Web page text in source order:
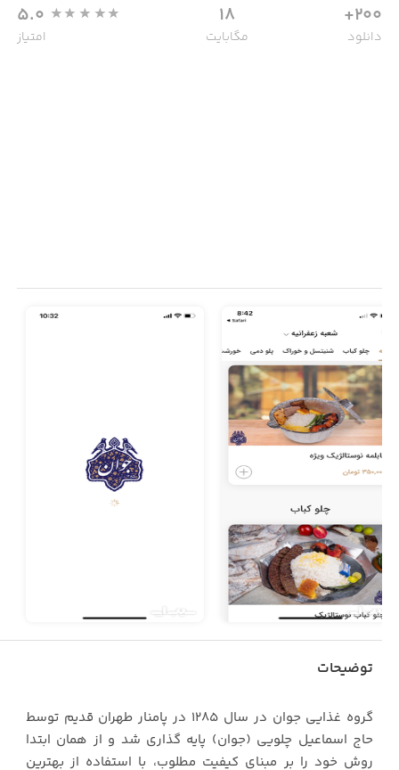
200+
دانلود
18
مگابایت
5.0
امتیاز
توضیحات
گروه غذایی جوان در سال 1285 در پامنار طهران قدیم توسط
حاج اسماعیل چلویی (جوان) پایه گذاری شد و از همان ابتدا
روش خود را بر مبنای کیفیت مطلوب، با استفاده از بهترین